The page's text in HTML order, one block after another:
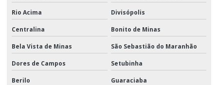
Rio Acima Divisópolis
Centralina Bonito de Minas
Bela Vista de Minas São Sebastião do Maranhão
Dores de Campos Setubinha
Berilo Guaraciaba